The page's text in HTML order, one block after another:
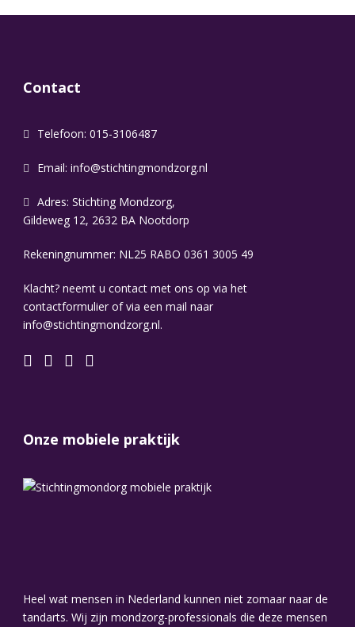
Contact
Telefoon: 015-3106487
Email: info@stichtingmondzorg.nl
Adres: Stichting Mondzorg,
Gildeweg 12, 2632 BA Nootdorp
Rekeningnummer: NL25 RABO 0361 3005 49
Klacht? neemt u contact met ons op via het
contactformulier of via een mail naar
info@stichtingmondzorg.nl.
Onze mobiele praktijk
Heel wat mensen in Nederland kunnen niet zomaar naar de
tandarts. Wij zijn mondzorg-professionals die deze mensen